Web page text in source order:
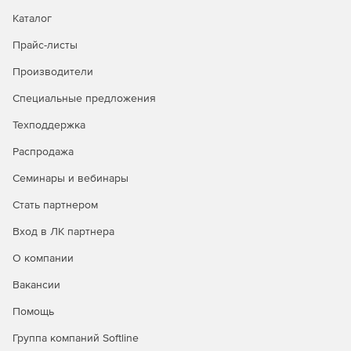
станции. Функция Symantec Ghost AutoInstall (AI) позволяет
создавать и настраивать пакеты приложений, которые
Корпоративное решение Symantec Ghost Solution Suite
ненужных данных. При этом гарантируется полное
выводе рабочей станции из эксплуатации.
Каталог
Прайс-листы
Производители
Специальные предложения
Техподдержка
Распродажа
Семинары и вебинары
Стать партнером
Вход в ЛК партнера
О компании
Вакансии
Помощь
Группа компаний Softline